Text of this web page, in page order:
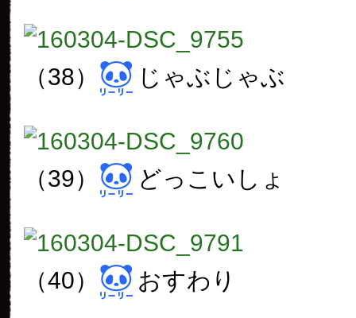
（38） じゃぶじゃぶ
（39） どっこいしょ
（40） おすわり